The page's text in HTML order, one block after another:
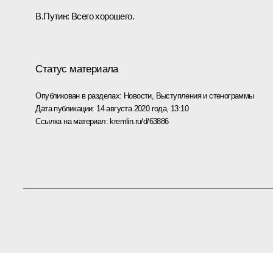
В.Путин: Всего хорошего.
Статус материала
Опубликован в разделах: Новости, Выступления и стенограммы
Дата публикации: 14 августа 2020 года, 13:10
Ссылка на материал: kremlin.ru/d/63886